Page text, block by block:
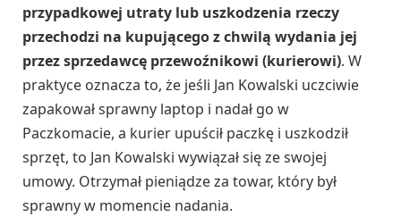
przypadkowej utraty lub uszkodzenia rzeczy
przechodzi na kupującego z chwilą wydania jej
przez sprzedawcę przewoźnikowi (kurierowi). W
praktyce oznacza to, że jeśli Jan Kowalski uczciwie
zapakował sprawny laptop i nadał go w
Paczkomacie, a kurier upuścił paczkę i uszkodził
sprzęt, to Jan Kowalski wywiązał się ze swojej
umowy. Otrzymał pieniądze za towar, który był
sprawny w momencie nadania.